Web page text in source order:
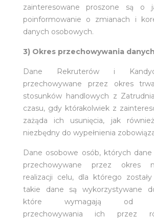
zainteresowane proszone są o
poinformowanie o zmianach i
danych osobowych.
3) Okres przechowywania danych
Dane Rekruterów i
przechowywane przez okres
stosunków handlowych z
czasu, gdy którakolwiek z
zażąda ich usunięcia, jak
niezbędny do wypełnienia
Dane osobowe osób, których
przechowywane przez okres
realizacji celu, dla którego
takie dane są wykorzystywane
które wymagają od
przechowywania ich przez